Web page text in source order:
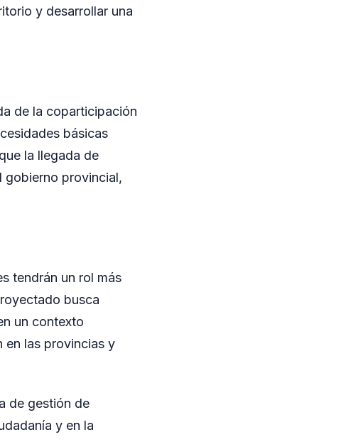
y desarrollar una
de la coparticipación
básicas
la llegada de
gobierno provincial,
tendrán un rol más
busca
un contexto
en las provincias y
de gestión de
y en la